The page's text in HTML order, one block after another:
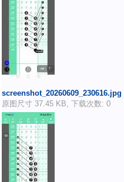
screenshot_20260609_230616.jpg
原图尺寸 37.45 KB, 下载次数: 0